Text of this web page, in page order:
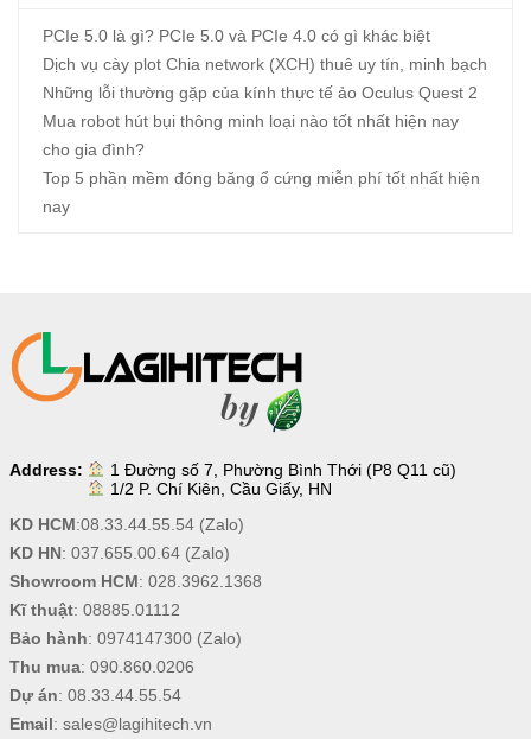
PCIe 5.0 là gì? PCIe 5.0 và PCIe 4.0 có gì khác biệt
Dịch vụ cày plot Chia network (XCH) thuê uy tín, minh bạch
Những lỗi thường gặp của kính thực tế ảo Oculus Quest 2
Mua robot hút bụi thông minh loại nào tốt nhất hiện nay
cho gia đình?
Top 5 phần mềm đóng băng ổ cứng miễn phí tốt nhất hiện
nay
Address:
1 Đường số 7, Phường Bình Thới (P8 Q11 cũ)
1/2 P. Chí Kiên, Cầu Giấy, HN
KD HCM:08.33.44.55.54(Zalo)
KD HN: 037.655.00.64(Zalo)
Showroom HCM: 028.3962.1368
Kĩ thuật: 08885.01112
Bảo hành: 0974147300(Zalo)
Thu mua: 090.860.0206
Dự án: 08.33.44.55.54
Email: sales@lagihitech.vn